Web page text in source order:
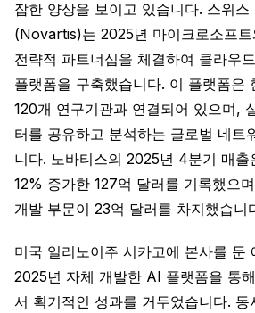
잡한 양상을 보이고 있습니다. 스위스
(Novartis)는 2025년 마이크로소프
전략적 파트너십을 체결하여 클라우
플랫폼을 구축했습니다. 이 플랫폼은
120개 연구기관과 연결되어 있으며,
터를 공유하고 분석하는 글로벌 네트
니다. 노바티스의 2025년 4분기 매출
12% 증가한 127억 달러를 기록했으
개발 부문이 23억 달러를 차지했습니
미국 일리노이주 시카고에 본사를 둔
2025년 자체 개발한 AI 플랫폼을 통
서 획기적인 성과를 거두었습니다. 동